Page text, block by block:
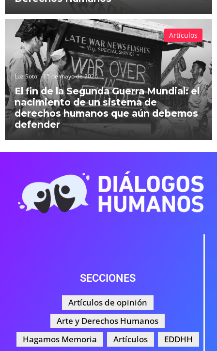
Luz Soto 15 de mayo de 2026
El fin de la Segunda Guerra Mundial: el
nacimiento de un sistema de
derechos humanos que aún debemos
defender
Artículos
SECCIONES
Artículos de opinión
Arte y Derechos Humanos
Hagamos Memoria
Artículos EDDHH